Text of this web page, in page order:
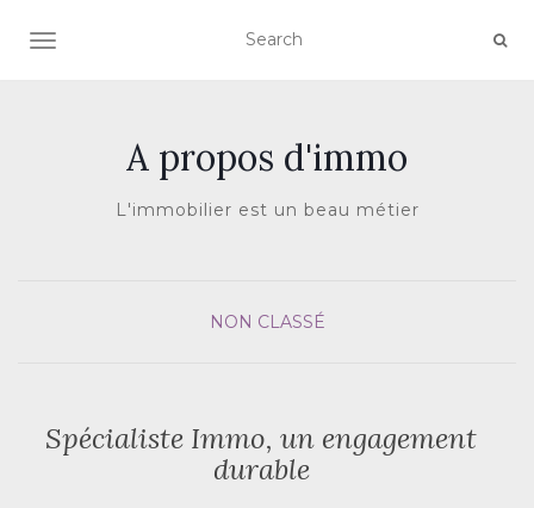
AFFICHER/MASQUER LA NAVIGATION
A propos d'immo
L'immobilier est un beau métier
NON CLASSÉ
Spécialiste Immo, un engagement
durable